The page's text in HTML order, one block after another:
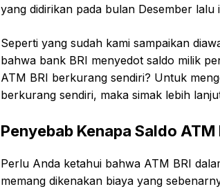
yang didirikan pada bulan Desember
Seperti yang sudah kami sampaikan
bahwa bank BRI menyedot saldo milik
ATM BRI berkurang sendiri? Untuk
berkurang sendiri, maka simak lebih
Penyebab Kenapa Saldo
Perlu Anda ketahui bahwa ATM BRI
memang dikenakan biaya yang